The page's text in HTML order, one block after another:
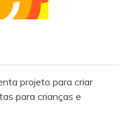
projeto para criar
para crianças e